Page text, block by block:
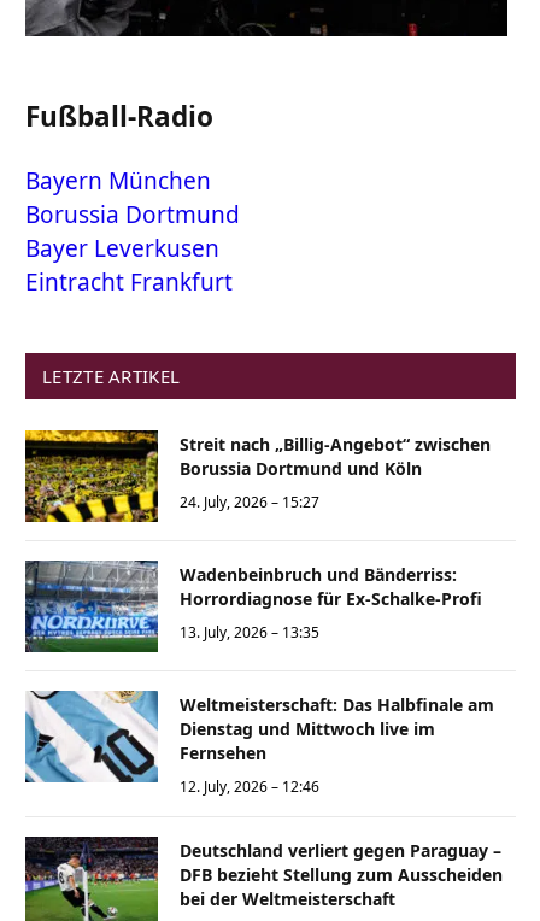
Fußball-Radio
Bayern München
Borussia Dortmund
Bayer Leverkusen
Eintracht Frankfurt
LETZTE ARTIKEL
Streit nach „Billig-Angebot“ zwischen
Borussia Dortmund und Köln
24. July, 2026 – 15:27
Wadenbeinbruch und Bänderriss:
Horrordiagnose für Ex-Schalke-Profi
13. July, 2026 – 13:35
Weltmeisterschaft: Das Halbfinale am
Dienstag und Mittwoch live im
Fernsehen
12. July, 2026 – 12:46
Deutschland verliert gegen Paraguay –
DFB bezieht Stellung zum Ausscheiden
bei der Weltmeisterschaft